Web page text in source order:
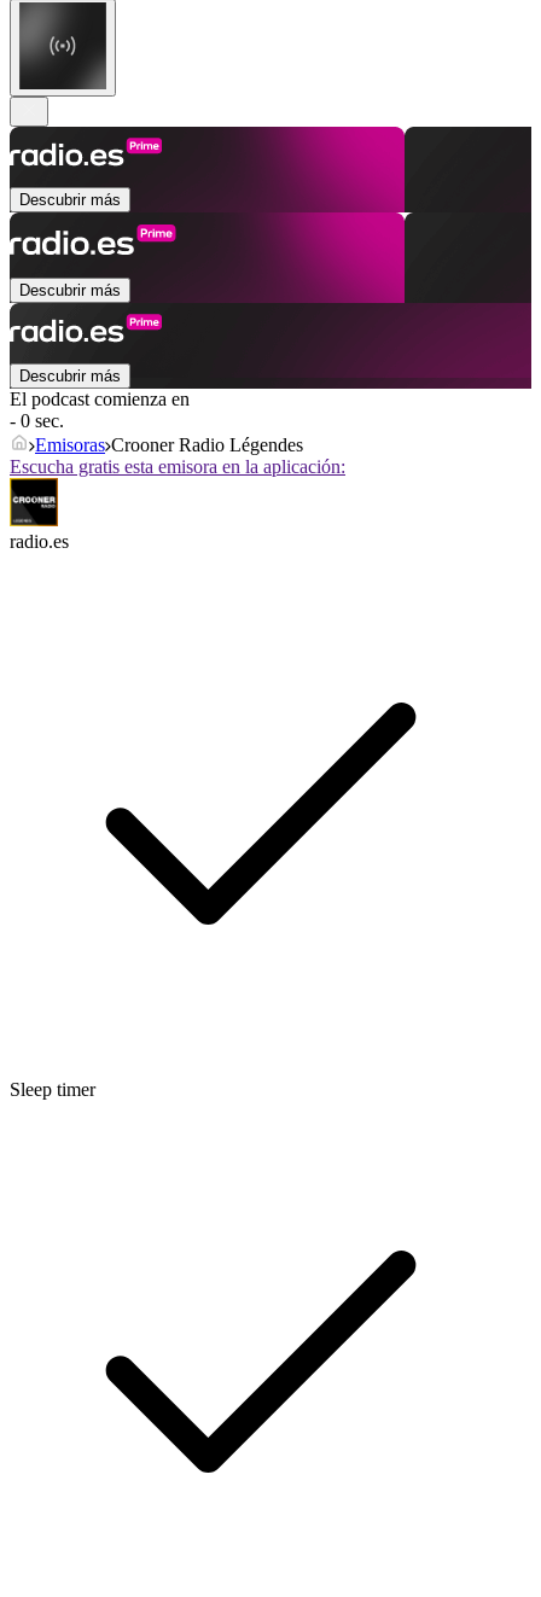
Descubrir más
Descubrir más
Descubrir más
El podcast comienza en
- 0 sec.
Emisoras Crooner Radio Légendes
Escucha gratis esta emisora en la aplicación:
radio.es
Sleep timer